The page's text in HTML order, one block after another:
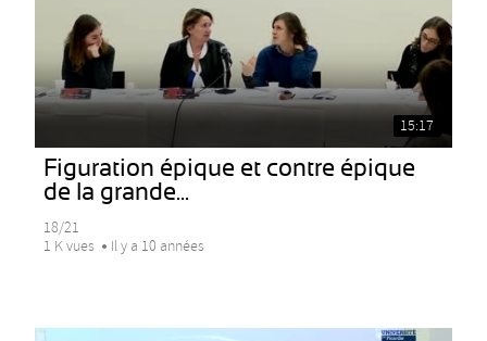
15:17
Figuration épique et contre épique
de la grande...
18/21
1 K vues
Il y a 10 années